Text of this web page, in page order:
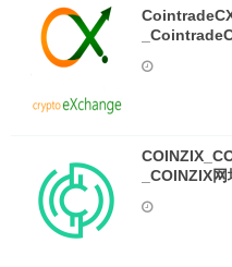
_COINZIX网